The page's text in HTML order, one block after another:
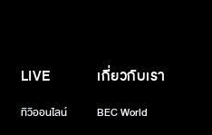
LIVE
ทีวีออนไลน์
เกี่ยวกับเรา
BEC World